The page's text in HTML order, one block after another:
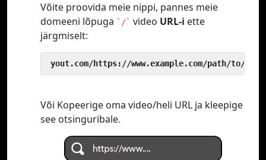
Võite proovida meie nippi, pannes meie
domeeni lõpuga `/` video URL-i ette
järgmiselt:
yout.com/https://www.example.com/path/to/
Või Kopeerige oma video/heli URL ja kleepige
see otsinguribale.